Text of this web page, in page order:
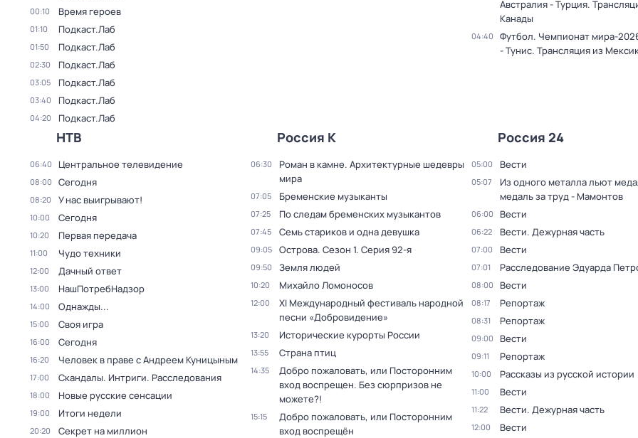
00:10 Время героев
01:10 Подкаст.Лаб
01:50 Подкаст.Лаб
02:30 Подкаст.Лаб
03:05 Подкаст.Лаб
03:40 Подкаст.Лаб
04:20 Подкаст.Лаб
Австралия - Турция.
Канады
04:40
Футбол. Чемпионат мира-
- Тунис. Трансляция из
НТВ
06:40 Центральное телевидение
08:00 Сегодня
08:20 У нас выигрывают!
10:00 Сегодня
10:20 Первая передача
11:00 Чудо техники
12:00 Дачный ответ
13:00 НашПотребНадзор
14:00 Однажды...
15:00 Своя игра
16:00 Сегодня
16:20 Человек в праве с Андреем Куницыным
17:00 Скандалы. Интриги. Расследования
18:00 Новые русские сенсации
19:00 Итоги недели
20:20 Секрет на миллион
Россия К
06:30
Роман в камне. Архитектурные шедевры
мира
07:05 Бременские музыканты
07:25 По следам бременских музыкантов
07:45 Семь стариков и одна девушка
09:05 Острова. Сезон 1. Серия 92-я
09:50 Земля людей
10:20 Михайло Ломоносов
12:00
XI Международный фестиваль народной
песни «Добровидение»
13:20 Исторические курорты России
13:55 Страна птиц
14:35
Добро пожаловать, или Посторонним
вход воспрещен. Без сюрпризов не
можете?!
15:15
Добро пожаловать, или Посторонним
вход воспрещён
Россия 24
05:00 Вести
05:07
Из одного металла льют
медаль за труд - Мамонтов
06:00 Вести
06:22 Вести. Дежурная часть
07:00 Вести
07:01 Расследование Эдуарда
08:00 Вести
08:17 Репортаж
08:31 Репортаж
09:00 Вести
09:11 Репортаж
10:00 Рассказы из русской истории
11:00 Вести
11:22 Вести. Дежурная часть
12:00 Вести